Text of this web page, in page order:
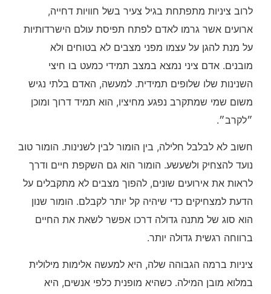
לרוב ציניות מתפתחת בגיל צעיר בשל חוויות דחייה,
ארועים אשר גרמו לאדם לפתח תפיסת עולם הישרדותיות
על מנת להגן על עצמו מפני מצבים לא בטוחים ולא
מובנים. אדם ציני נמצא במצב תמידי כמעט בו חיצי
השנינות שלו שלופים תמידית. למעשה, האדם בלתי נגיש
משום שמי שמתקרב נפגע מחיציו, הוא תמיד דרוך ומוכן
״לקרב״.
חשוב לא לבלבל חלילה, בין הומור לבין לשנינות. הומור טוב
נועד להצחיק ולשעשע. הומור הוא גם השקפת חיים ודרך
לראות את אירועים שונים, להפוך מצבים לא מתקבלים על
הדעת למצחיקים כדי שיהיה קל יותר לקבלם. הומור שנון
הוא סוג של מתנה גדולה דרכו אפשר לשאת את החיים
ברווחה רגשית גדולה יותר.
ציניות ברמה הגבוהה שלה, היא למעשה אלימות מילולית
במלוא מובן המילה. כשהיא מופנית כלפי אנשים, היא